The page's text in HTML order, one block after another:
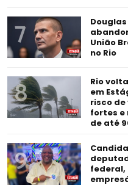
Douglas
União
no Rio
Rio
em
risco de
fortes e
de até
federal,